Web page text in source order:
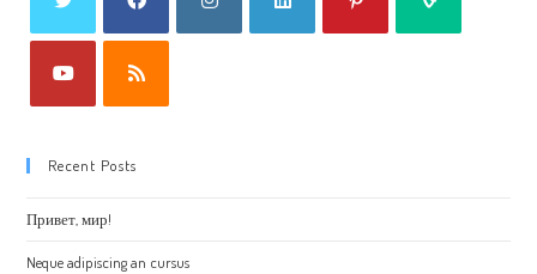
Recent Posts
Привет, мир!
Neque adipiscing an cursus